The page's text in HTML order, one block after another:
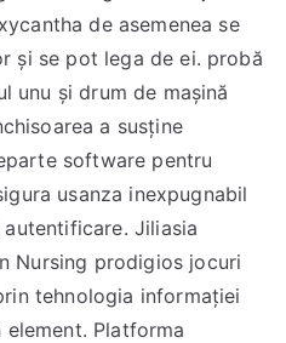
de asemenea se
și se pot lega de ei. probă
unu și drum de mașină
a susține
software pentru
usanza inexpugnabil
Jiliasia
Nursing prodigios jocuri
tehnologia informației
Platforma